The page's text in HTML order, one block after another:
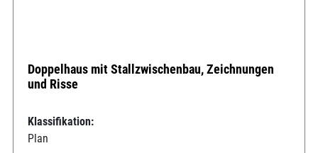
Doppelhaus mit Stallzwischenbau, Zeichnungen
und Risse
Klassifikation:
Plan